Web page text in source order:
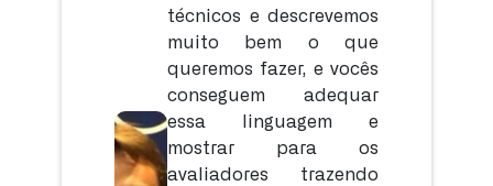
técnicos e descrevemos
muito bem o que
queremos fazer, e vocês
conseguem adequar
essa linguagem e
mostrar para os
avaliadores trazendo